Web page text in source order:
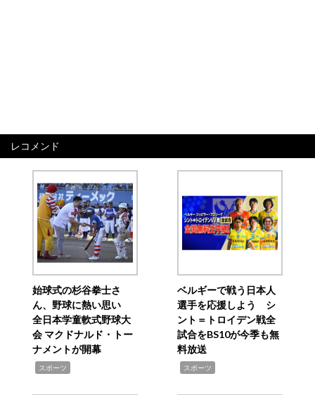
レコメンド
始球式の杉谷拳士さ
ん、野球に熱い思い
全日本学童軟式野球大
会 マクドナルド・トー
ナメントが開幕
スポーツ
ベルギーで戦う日本人
選手を応援しよう シ
ント＝トロイデン戦全
試合をBS10が今季も無
料放送
スポーツ